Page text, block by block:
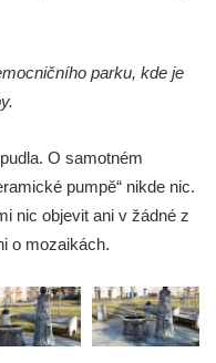
parku, kde je
O samotném
pumpě“ nikde nic.
nic objevit ani v žádné z
o mozaikách.